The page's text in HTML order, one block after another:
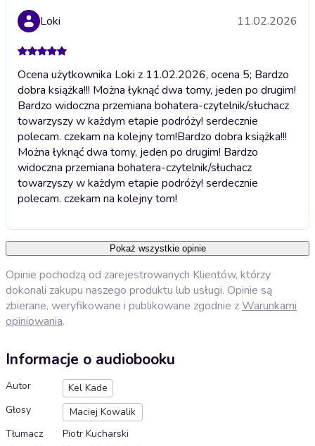
Loki 11.02.2026
Ocena użytkownika Loki z 11.02.2026, ocena 5; Bardzo
dobra książka!!! Można łyknąć dwa tomy, jeden po drugim!
Bardzo widoczna przemiana bohatera-czytelnik/słuchacz
towarzyszy w każdym etapie podróży! serdecznie
polecam. czekam na kolejny tom!Bardzo dobra książka!!!
Można łyknąć dwa tomy, jeden po drugim! Bardzo
widoczna przemiana bohatera-czytelnik/słuchacz
towarzyszy w każdym etapie podróży! serdecznie
polecam. czekam na kolejny tom!
Pokaż wszystkie opinie
Opinie pochodzą od zarejestrowanych Klientów, którzy
dokonali zakupu naszego produktu lub usługi. Opinie są
zbierane, weryfikowane i publikowane zgodnie zWarunkami
opiniowania.
Informacje o audiobooku
Autor
Kel Kade
Głosy
Maciej Kowalik
Tłumacz
Piotr Kucharski